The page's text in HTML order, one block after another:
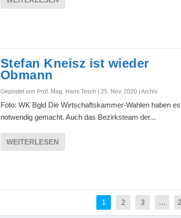
Stefan Kneisz ist wieder
Obmann
Gepostet von Prof. Mag. Hans Tesch | 25. Nov. 2020| Archiv
Foto: WK Bgld Die Wirtschaftskammer-Wahlen haben es
notwendig gemacht. Auch das Bezirksteam der...
WEITERLESEN
1 2 3 …